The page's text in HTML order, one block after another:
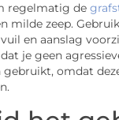
regelmatig de
milde zeep.
en aanslag
je geen
omdat